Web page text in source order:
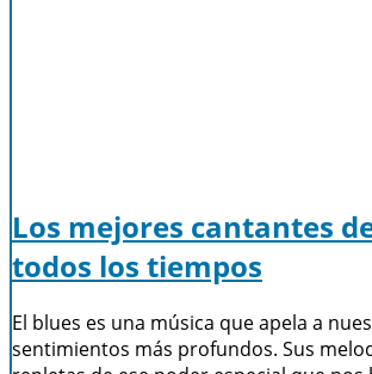
Los mejores cantantes
todos los tiempos
El blues es una música que apela a
sentimientos más profundos. Sus